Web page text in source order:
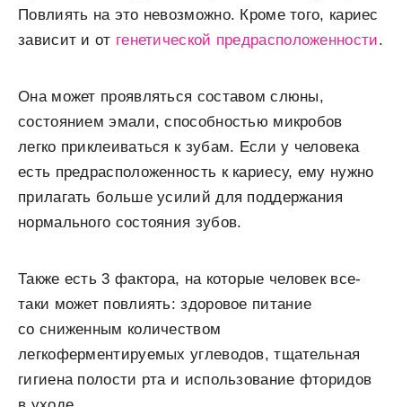
Повлиять на это невозможно. Кроме того, кариес
зависит и от генетической предрасположенности.
Она может проявляться составом слюны,
состоянием эмали, способностью микробов
легко приклеиваться к зубам. Если у человека
есть предрасположенность к кариесу, ему нужно
прилагать больше усилий для поддержания
нормального состояния зубов.
Также есть 3 фактора, на которые человек все-
таки может повлиять: здоровое питание
со сниженным количеством
легкоферментируемых углеводов, тщательная
гигиена полости рта и использование фторидов